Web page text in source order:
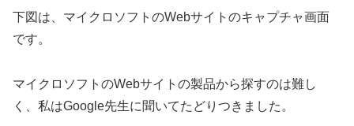
下図は、マイクロソフトのWebサイトのキャプチャ画面
です。
マイクロソフトのWebサイトの製品から探すのは難し
く、私はGoogle先生に聞いてたどりつきました。